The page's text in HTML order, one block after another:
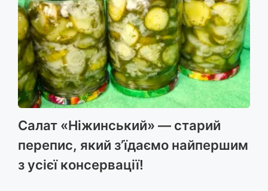
Салат «Ніжинський» — старий
перепис, який з’їдаємо найпершим
з усієї консервації!